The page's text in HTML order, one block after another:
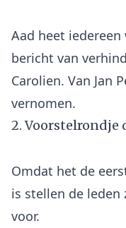
Aad heet
bericht van
Carolien. Van Jan
2. Voorstelrondje
Omdat het de
is stellen de leden